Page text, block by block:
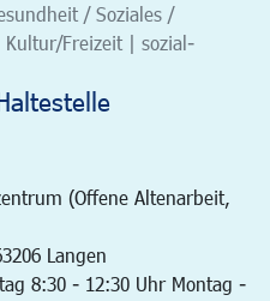
/ Soziales /
Freizeit | sozial-
(Offene Altenarbeit,
Langen
8:30 - 12:30 Uhr Montag -